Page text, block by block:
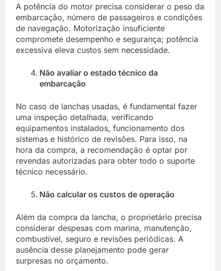
A potência do motor precisa considerar o peso da
embarcação, número de passageiros e condições
de navegação. Motorização insuficiente
compromete desempenho e segurança; potência
excessiva eleva custos sem necessidade.
Não avaliar o estado técnico da
embarcação
No caso de lanchas usadas, é fundamental fazer
uma inspeção detalhada, verificando
equipamentos instalados, funcionamento dos
sistemas e histórico de revisões. Para isso, na
hora da compra, a recomendação é optar por
revendas autorizadas para obter todo o suporte
técnico necessário.
Não calcular os custos de operação
Além da compra da lancha, o proprietário precisa
considerar despesas com marina, manutenção,
combustível, seguro e revisões periódicas. A
ausência desse planejamento pode gerar
surpresas no orçamento.